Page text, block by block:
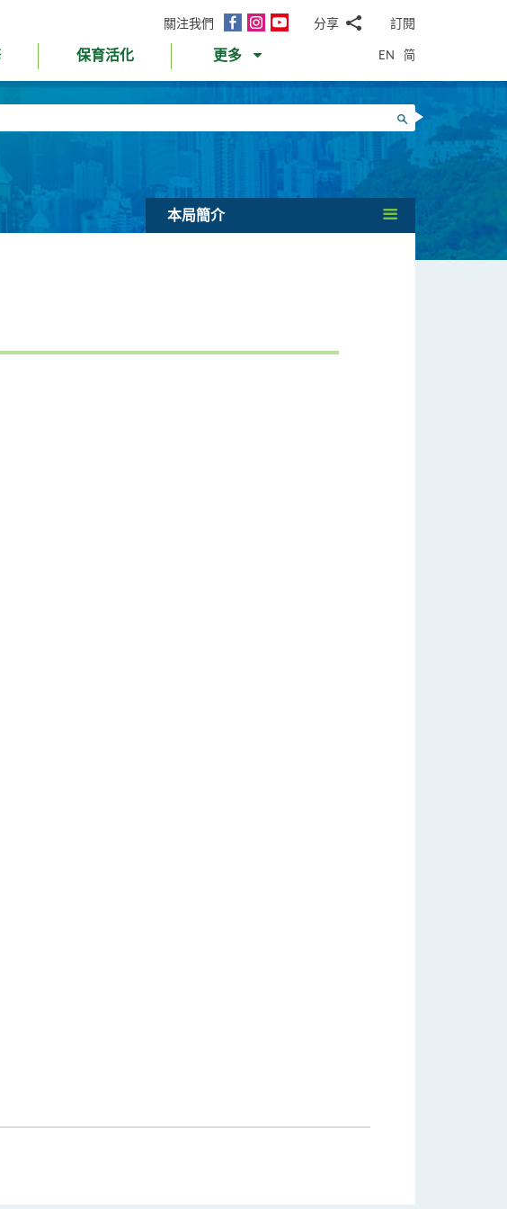
關注我們
面
InstagramYouTube分享
郵WhatsApp
微
信
面
書Twitter
LinkedIn
微
訂閱
保育活化 更多 EN 简
搜尋
本局簡介